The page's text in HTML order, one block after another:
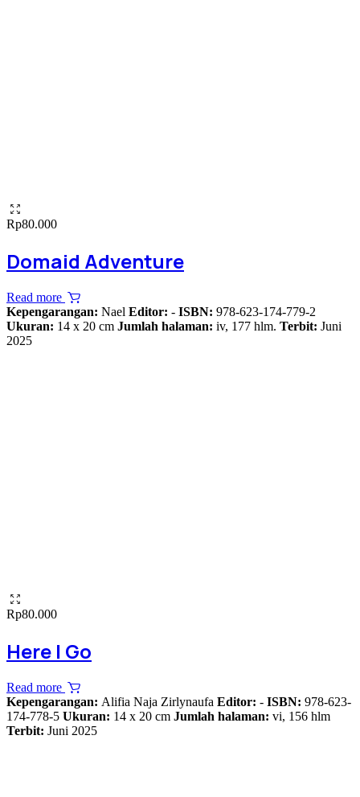
Rp80.000
Domaid Adventure
Read more
Kepengarangan: Nael Editor: - ISBN: 978-623-174-779-2
Ukuran: 14 x 20 cm Jumlah halaman: iv, 177 hlm. Terbit: Juni
2025
Rp80.000
Here I Go
Read more
Kepengarangan: Alifia Naja Zirlynaufa Editor: - ISBN: 978-623-
174-778-5 Ukuran: 14 x 20 cm Jumlah halaman: vi, 156 hlm
Terbit: Juni 2025